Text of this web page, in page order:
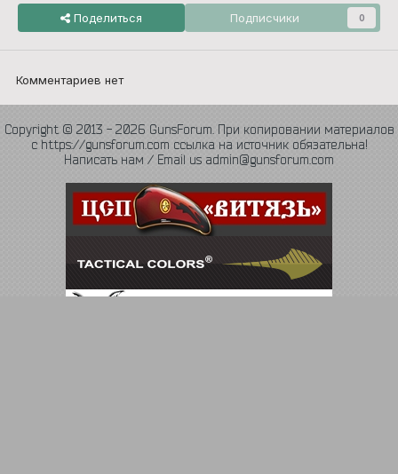
Поделиться Подписчики 0
Комментариев нет
Copyright © 2013 - 2026 GunsForum. При копировании материалов
с https://gunsforum.com ссылка на источник обязательна!
Написать нам / Email us admin@gunsforum.com